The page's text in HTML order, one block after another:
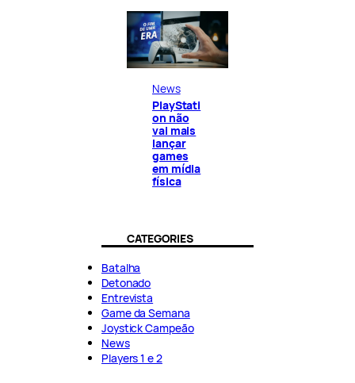
News
PlayStati
on não
vai mais
lançar
games
em mídia
física
CATEGORIES
Batalha
Detonado
Entrevista
Game da Semana
Joystick Campeão
News
Players 1 e 2